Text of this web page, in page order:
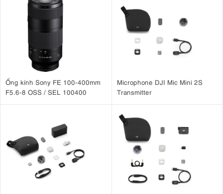
Ống kính Sony FE 100-400mm
F5.6-8 OSS / SEL 100400
Microphone DJI Mic Mini 2S
Transmitter